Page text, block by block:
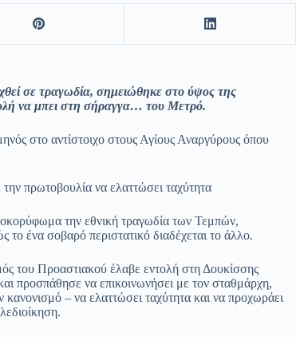
σε τραγωδία, σημειώθηκε στο ύψος της
να μπει στη σήραγγα… του Μετρό.
στο αντίστοιχο στους Αγίους Αναργύρους όπου
πρωτοβουλία να ελαττώσει ταχύτητα
την εθνική τραγωδία των Τεμπών,
ένα σοβαρό περιστατικό διαδέχεται το άλλο.
του Προαστιακού έλαβε εντολή στη Δουκίσσης
προσπάθησε να επικοινωνήσει με τον σταθμάρχη,
– να ελαττώσει ταχύτητα και να προχωράει